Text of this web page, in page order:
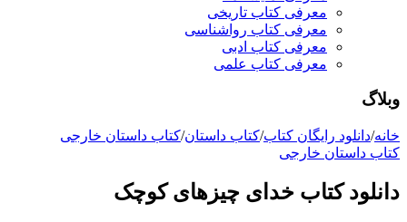
معرفی کتاب تاریخی
معرفی کتاب رواشناسی
معرفی کتاب ادبی
معرفی کتاب علمی
وبلاگ
خانه/دانلود رایگان کتاب/کتاب داستان/کتاب داستان خارجی
کتاب داستان خارجی
دانلود کتاب خدای چیزهای کوچک